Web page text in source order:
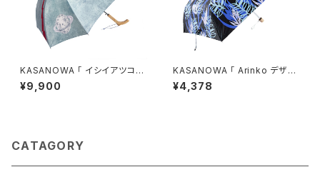
KASANOWA 「 イシイアツコ
デザイン " saturn v " 」
¥9,900
KASANOWA 「 Arinko デザイ
ン " 生 " 」折りたたみ傘
¥4,378
CATAGORY